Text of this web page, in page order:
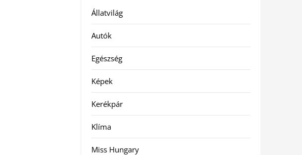
Állatvilág
Autók
Egészség
Képek
Kerékpár
Klíma
Miss Hungary